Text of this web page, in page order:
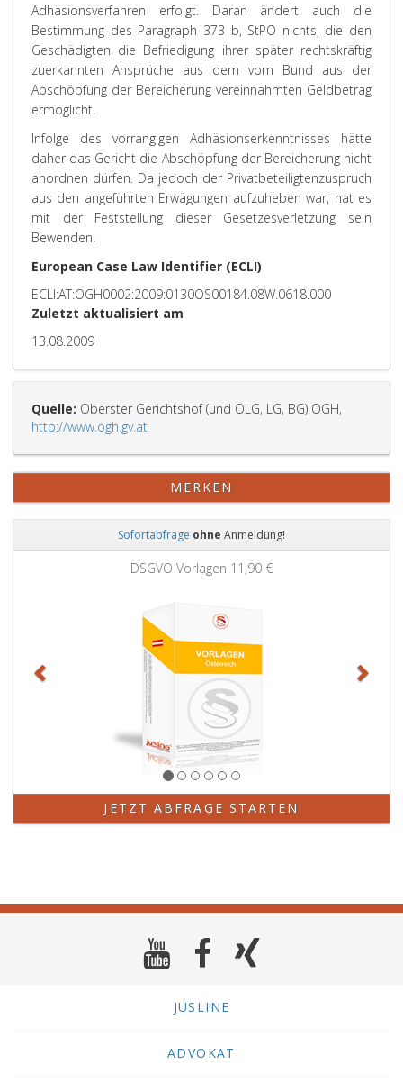
Adhäsionsverfahren erfolgt. Daran ändert auch die
Bestimmung des Paragraph 373 b, StPO nichts, die den
Geschädigten die Befriedigung ihrer später rechtskräftig
zuerkannten Ansprüche aus dem vom Bund aus der
Abschöpfung der Bereicherung vereinnahmten Geldbetrag
ermöglicht.
Infolge des vorrangigen Adhäsionserkenntnisses hätte
daher das Gericht die Abschöpfung der Bereicherung nicht
anordnen dürfen. Da jedoch der Privatbeteiligtenzuspruch
aus den angeführten Erwägungen aufzuheben war, hat es
mit der Feststellung dieser Gesetzesverletzung sein
Bewenden.
European Case Law Identifier (ECLI)
ECLI:AT:OGH0002:2009:0130OS00184.08W.0618.000
Zuletzt aktualisiert am
13.08.2009
Quelle: Oberster Gerichtshof (und OLG, LG, BG) OGH,
http://www.ogh.gv.at
MERKEN
Sofortabfrage ohne Anmeldung!
Grundbuchauszug
JETZT ABFRAGE STARTEN
JUSLINE
ADVOKAT